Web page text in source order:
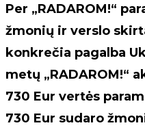
Per „RADAROM!“
žmonių ir verslo
konkrečia pagalba
metų „RADAROM!“
730 Eur vertės
730 Eur sudaro